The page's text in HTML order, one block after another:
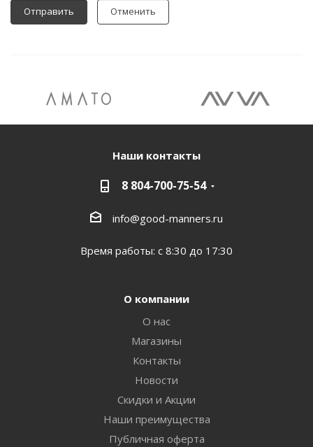
Отменить
Наши контакты
8 804-700-75-54
info@good-manners.ru
Время работы: с 8:30 до 17:30
О компании
О нас
Магазины
Контакты
Новости
Скидки и Акции
Наши преимущества
Публичная оферта